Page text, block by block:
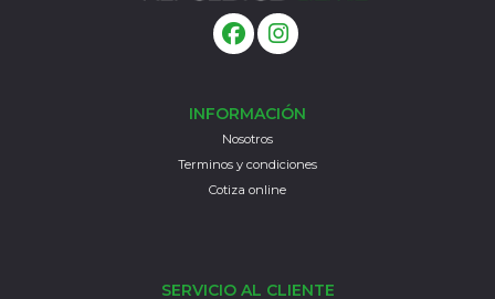
INFORMACIÓN
Nosotros
Terminos y condiciones
Cotiza online
SERVICIO AL CLIENTE